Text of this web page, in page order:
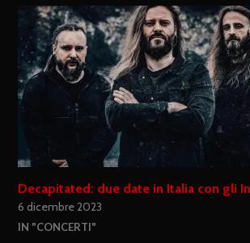
Decapitated: due date in Italia con gli
6 dicembre 2023
IN "CONCERTI"